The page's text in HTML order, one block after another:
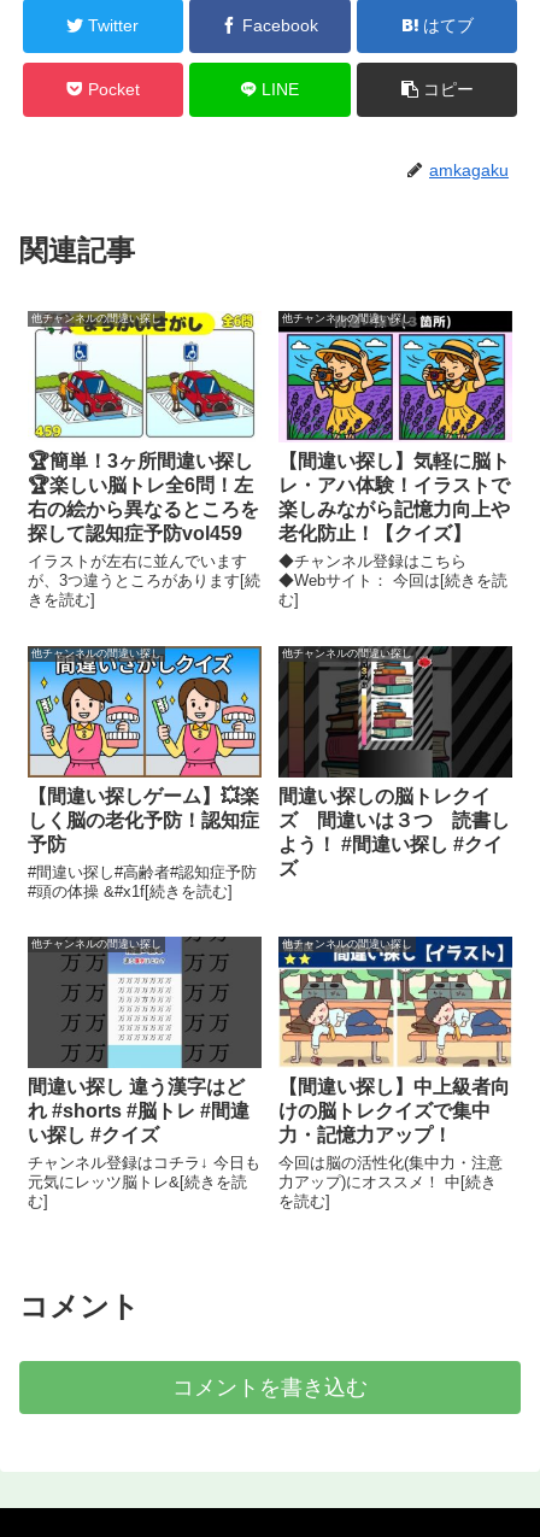
Twitter Facebook はてブ
Pocket LINE コピー
amkagaku
関連記事
他チャンネルの間違い探し
🏆簡単！3ヶ所間違い探し
🏆楽しい脳トレ全6問！左
右の絵から異なるところを
探して認知症予防vol459
イラストが左右に並んでいます
が、3つ違うところがあります[続
きを読む]
他チャンネルの間違い探し
【間違い探し】気軽に脳ト
レ・アハ体験！イラストで
楽しみながら記憶力向上や
老化防止！【クイズ】
◆チャンネル登録はこちら
◆Webサイト： 今回は[続きを読
む]
他チャンネルの間違い探し
【間違い探しゲーム】💥楽
しく脳の老化予防！認知症
予防
#間違い探し#高齢者#認知症予防
#頭の体操 &#x1f[続きを読む]
他チャンネルの間違い探し
間違い探しの脳トレクイ
ズ 間違いは３つ 読書し
よう！ #間違い探し #クイ
ズ
他チャンネルの間違い探し
間違い探し 違う漢字はど
れ #shorts #脳トレ #間違
い探し #クイズ
チャンネル登録はコチラ↓ 今日も
元気にレッツ脳トレ&[続きを読
む]
他チャンネルの間違い探し
【間違い探し】中上級者向
けの脳トレクイズで集中
力・記憶力アップ！
今回は脳の活性化(集中力・注意
力アップ)にオススメ！ 中[続き
を読む]
コメント
コメントを書き込む